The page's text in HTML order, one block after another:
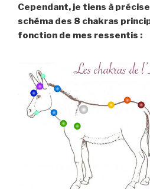
Cependant, je tiens à
schéma des 8 chakras
fonction de mes ressentis :